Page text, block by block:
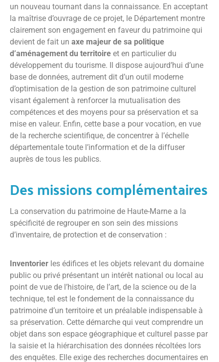
un nouveau tournant dans la connaissance. En acceptant
la maîtrise d’ouvrage de ce projet, le Département montre
clairement son engagement en faveur du patrimoine qui
devient de fait un axe majeur de sa politique
d’aménagement du territoire et en particulier du
développement du tourisme. Il dispose aujourd’hui d’une
base de données, autrement dit d’un outil moderne
d’optimisation de la gestion de son patrimoine culturel
visant également à renforcer la mutualisation des
compétences et des moyens pour sa préservation et sa
mise en valeur. Enfin, cette base a pour vocation, en vue
de la recherche scientifique, de concentrer à l’échelle
départementale toute l’information et de la diffuser
auprès de tous les publics.
Des missions complémentaires
La conservation du patrimoine de Haute-Marne a la
spécificité de regrouper en son sein des missions
d’inventaire, de protection et de conservation :
Inventorier les édifices et les objets relevant du domaine
public ou privé présentant un intérêt national ou local au
point de vue de l’histoire, de l’art, de la science ou de la
technique, tel est le fondement de la connaissance du
patrimoine d’un territoire et un préalable indispensable à
sa préservation. Cette démarche qui veut comprendre un
objet dans son espace géographique et culturel passe par
la saisie et la hiérarchisation des données récoltées lors
des enquêtes. Elle exige des recherches documentaires en